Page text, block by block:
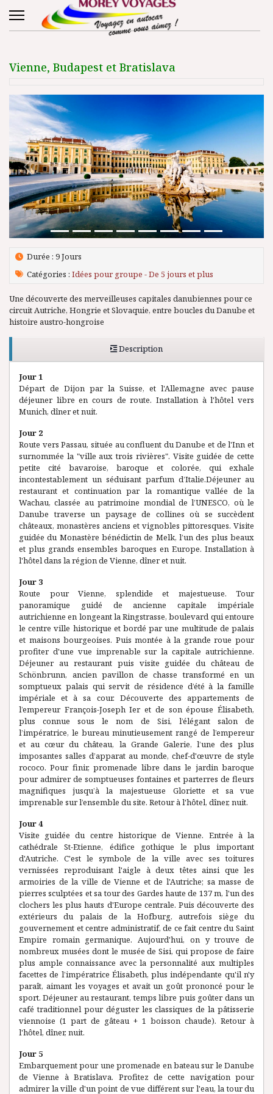
Vienne, Budapest et Bratislava
Précédent Suivant
Durée : 9 Jours
Catégories : Idées pour groupe - De 5 jours et plus
Une découverte des merveilleuses capitales danubiennes pour ce
circuit Autriche, Hongrie et Slovaquie, entre boucles du Danube et
histoire austro-hongroise
Description
Jour 1
Départ de Dijon par la Suisse, et l'Allemagne avec pause
déjeuner libre en cours de route. Installation à l'hôtel vers
Munich, dîner et nuit.
Jour 2
Route vers Passau, située au confluent du Danube et de l'Inn et
surnommée la "ville aux trois rivières". Visite guidée de cette
petite cité bavaroise, baroque et colorée, qui exhale
incontestablement un séduisant parfum d’Italie.Déjeuner au
restaurant et continuation par la romantique vallée de la
Wachau, classée au patrimoine mondial de l’UNESCO, où le
Danube traverse un paysage de collines où se succèdent
châteaux, monastères anciens et vignobles pittoresques. Visite
guidée du Monastère bénédictin de Melk, l’un des plus beaux
et plus grands ensembles baroques en Europe. Installation à
l'hôtel dans la région de Vienne, dîner et nuit.
Jour 3
Route pour Vienne, splendide et majestueuse. Tour
panoramique guidé de ancienne capitale impériale
autrichienne en longeant la Ringstrasse, boulevard qui entoure
le centre ville historique et bordé par une multitude de palais
et maisons bourgeoises. Puis montée à la grande roue pour
profiter d'une vue imprenable sur la capitale autrichienne.
Déjeuner au restaurant puis visite guidée du château de
Schönbrunn, ancien pavillon de chasse transformé en un
somptueux palais qui servit de résidence d’été à la famille
impériale et à sa cour. Découverte des appartements de
l’empereur François-Joseph Ier et de son épouse Élisabeth,
plus connue sous le nom de Sisi, l’élégant salon de
l’impératrice, le bureau minutieusement rangé de l’empereur
et au cœur du château, la Grande Galerie, l’une des plus
imposantes salles d’apparat au monde, chef-d'œuvre de style
rococo. Pour finir, promenade libre dans le jardin baroque
pour admirer de somptueuses fontaines et parterres de fleurs
magnifiques jusqu’à la majestueuse Gloriette et sa vue
imprenable sur l’ensemble du site. Retour à l'hôtel, dîner, nuit.
Jour 4
Visite guidée du centre historique de Vienne. Entrée à la
cathédrale St-Etienne, édifice gothique le plus important
d'Autriche. C'est le symbole de la ville avec ses toitures
vernissées reproduisant l'aigle à deux têtes ainsi que les
armoiries de la ville de Vienne et de l'Autriche; sa masse de
pierres sculptées et sa tour des Gardes haute de 137 m, l'un des
clochers les plus hauts d'Europe centrale. Puis découverte des
extérieurs du palais de la Hofburg, autrefois siège du
gouvernement et centre administratif, de ce fait centre du Saint
Empire romain germanique. Aujourd'hui, on y trouve de
nombreux musées dont le musée de Sisi, qui propose de faire
plus ample connaissance avec la personnalité aux multiples
facettes de l’impératrice Élisabeth, plus indépendante qu'il n'y
paraît, aimant les voyages et avait un goût prononcé pour le
sport. Déjeuner au restaurant, temps libre puis goûter dans un
café traditionnel pour déguster les classiques de la pâtisserie
viennoise (1 part de gâteau + 1 boisson chaude). Retour à
l'hôtel, dîner, nuit.
Jour 5
Embarquement pour une promenade en bateau sur le Danube
de Vienne à Bratislava. Profitez de cette navigation pour
admirer la ville d'un point de vue différent sur l'eau, la tour du